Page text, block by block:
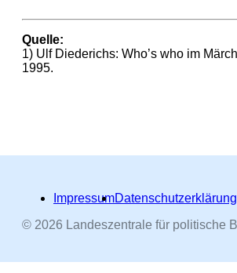
Quelle:
1) Ulf Diederichs: Who’s who im
1995.
ImpressumDatenschutzerklärung
© 2026 Landeszentrale für politische